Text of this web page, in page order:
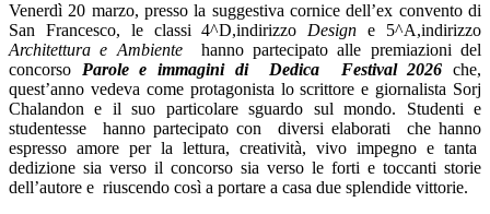
Venerdì 20 marzo, presso la suggestiva cornice dell’ex convento di
San Francesco, le classi 4^D,indirizzo Designe 5^A,indirizzo
Architettura e Ambiente
hanno partecipato alle premiazioni del
concorso Parole e immagini di Dedica Festival 2026 che,
quest’anno vedeva come protagonista lo scrittore e giornalista Sorj
Chalandon e il suo particolare sguardo sul mondo. Studenti e
studentesse
hanno partecipato con diversi elaborati
che hanno
espresso amore per la lettura, creatività, vivo impegno e tanta
dedizione sia verso il concorso sia verso le forti e toccanti storie
dell’autore e riuscendo così a portare a casa due splendide vittorie.